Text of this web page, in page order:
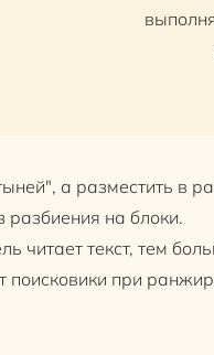
а разместить в
разбиения на блоки.
читает текст, тем
при